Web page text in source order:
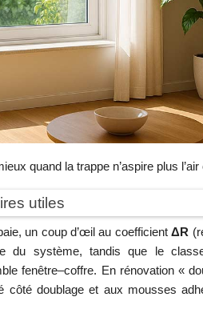
quand la trappe n’aspire plus
utiles
un coup d’œil au coefficientΔR
du système, tandis que le
fenêtre–coffre. En rénovation «
côté doublage et aux mousses